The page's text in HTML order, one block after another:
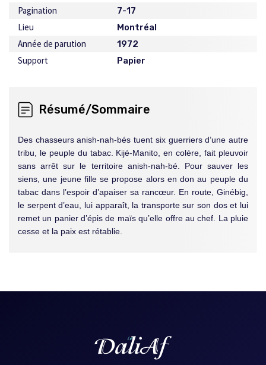
Pagination 7-17
Lieu Montréal
Année de parution 1972
Support Papier
Résumé/Sommaire
Des chasseurs anish-nah-bés tuent six guerriers d’une autre
tribu, le peuple du tabac. Kijé-Manito, en colère, fait pleuvoir
sans arrêt sur le territoire anish-nah-bé. Pour sauver les
siens, une jeune fille se propose alors en don au peuple du
tabac dans l’espoir d’apaiser sa rancœur. En route, Ginébig,
le serpent d’eau, lui apparaît, la transporte sur son dos et lui
remet un panier d’épis de maïs qu’elle offre au chef. La pluie
cesse et la paix est rétablie.